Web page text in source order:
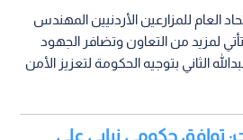
العام للمزارعين الأردنيين المهندس
لمزيد من التعاون وتضافر الجهود
الثاني بتوجيه الحكومة لتعزيز الأمن
توافق حكومي نيابي على